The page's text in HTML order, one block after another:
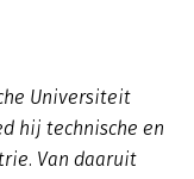
Universiteit
hij technische en
Van daaruit